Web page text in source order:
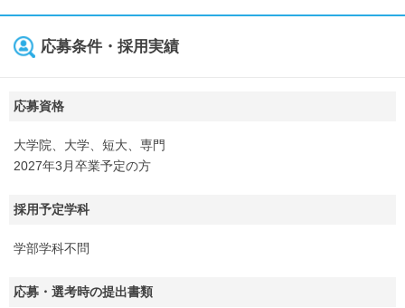
応募条件・採用実績
応募資格
大学院、大学、短大、専門
2027年3月卒業予定の方
採用予定学科
学部学科不問
応募・選考時の提出書類